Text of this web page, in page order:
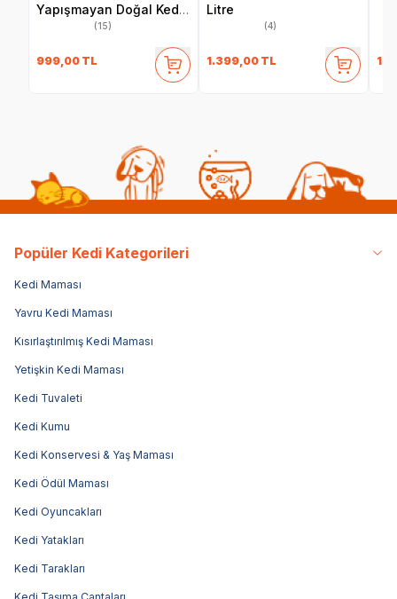
Yapışmayan Doğal Kedi
Kumu 10 LT
(15)
999,00 TL
Litre
(4)
1.399,00 TL
Popüler Kedi Kategorileri
Kedi Maması
Yavru Kedi Maması
Kısırlaştırılmış Kedi Maması
Yetişkin Kedi Maması
Kedi Tuvaleti
Kedi Kumu
Kedi Konservesi & Yaş Maması
Kedi Ödül Maması
Kedi Oyuncakları
Kedi Yatakları
Kedi Tarakları